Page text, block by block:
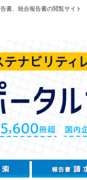
書、統合報告書の閲覧サイト